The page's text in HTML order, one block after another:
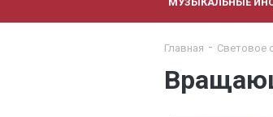
Главная Световое